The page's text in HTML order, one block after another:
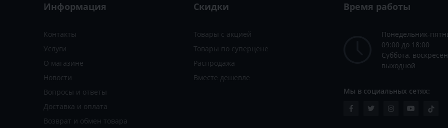
Информация
Контакты
Услуги
О магазине
Новости
Вопросы и ответы
Доставка и оплата
Возврат и обмен товара
Скидки
Товары с акцией
Товары по суперцене
Распродажа
Вместе дешевле
Время работы
Понедельник-
09:00 до 18:00
Суббота,
выходной
Мы в социальных сетях: